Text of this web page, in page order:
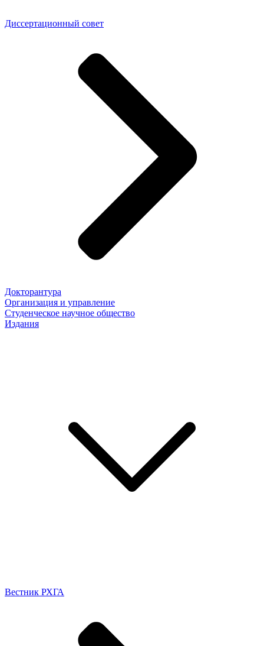
Диссертационный совет
Докторантура
Организация и управление
Студенческое научное общество
Издания
Вестник РХГА